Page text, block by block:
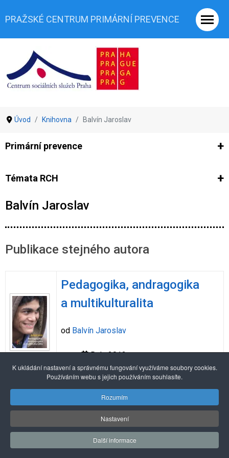
PRAŽSKÉ CENTRUM PRIMÁRNÍ PREVENCE
Úvod Knihovna Balvín Jaroslav
Primární prevence
Ze světa prevence
Témata RCH
Co je rizikové chování (RCH)
Balvín Jaroslav
Publikace stejného autora
Pedagogika, andragogika
a multikulturalita
od Balvín Jaroslav
Rok: 2012
Alexandria Book Library
© 2026 Pražské centrum primární prevence
K ukládání nastavení a správnému fungování využíváme soubory cookies.
Používáním webu s jejich používáním souhlasíte.
Rozumím
Nastavení
Další informace